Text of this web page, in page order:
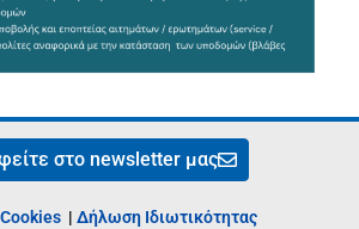
στο newsletter μας
| Δήλωση Ιδιωτικότητας